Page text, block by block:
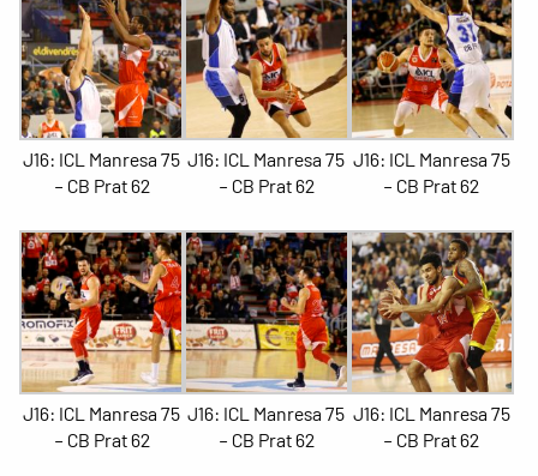
J16: ICL Manresa 75
– CB Prat 62
J16: ICL Manresa 75
– CB Prat 62
J16: ICL Manresa 75
– CB Prat 62
J16: ICL Manresa 75
– CB Prat 62
J16: ICL Manresa 75
– CB Prat 62
J16: ICL Manresa 75
– CB Prat 62